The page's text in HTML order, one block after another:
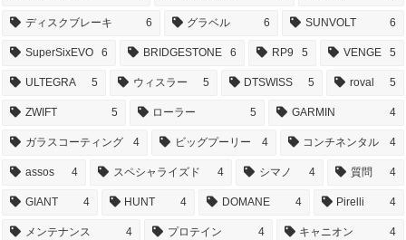
ディスクブレーキ 6 グラベル 6 SUNVOLT 6
SuperSixEVO 6 BRIDGESTONE 6 RP9 5 VENGE 5
ULTEGRA 5 ウィスラー 5 DTSWISS 5 roval 5
ZWIFT 5 ローラー 5 GARMIN 4
ガラスコーティング 4 ビッグプーリー 4 コンチネンタル 4
assos 4 スペシャライズド 4 シマノ 4 質問 4
GIANT 4 HUNT 4 DOMANE 4 Pirelli 4
メンテナンス 4 プロテイン 4 キャニオン 4